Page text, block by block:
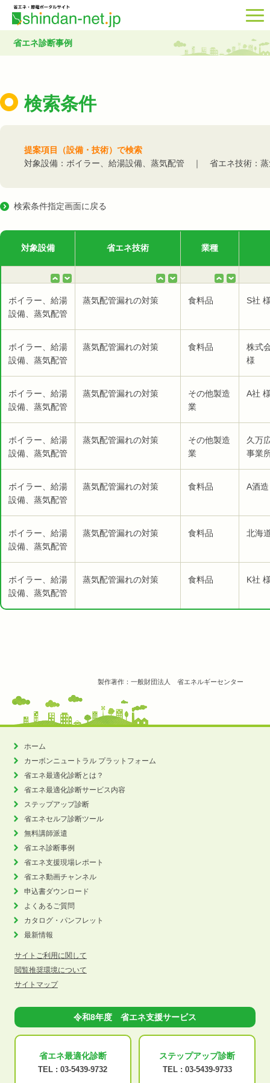
省エネ診断事例
検索条件
提案項目（設備・技術）で検索
対象設備：ボイラー、給湯設備、蒸気配管 ｜ 省エネ技術：蒸
検索条件指定画面に戻る
対象設備 省エネ技術 業種
ボイラー、給湯
設備、蒸気配管
蒸気配管漏れの対策 食料品 S社
ボイラー、給湯
設備、蒸気配管
蒸気配管漏れの対策 食料品
株式
様
ボイラー、給湯
設備、蒸気配管
蒸気配管漏れの対策
その他製造
業
A社
ボイラー、給湯
設備、蒸気配管
蒸気配管漏れの対策
その他製造
業
久万
事業
ボイラー、給湯
設備、蒸気配管
蒸気配管漏れの対策 食料品 A酒
ボイラー、給湯
設備、蒸気配管
蒸気配管漏れの対策 食料品 北海
ボイラー、給湯
設備、蒸気配管
蒸気配管漏れの対策 食料品 K社
製作著作：一般財団法人 省エネルギーセンター
ホーム
カーボンニュートラル プラットフォーム
省エネ最適化診断とは？
省エネ最適化診断サービス内容
ステップアップ診断
省エネセルフ診断ツール
無料講師派遣
省エネ診断事例
省エネ支援現場レポート
省エネ動画チャンネル
申込書ダウンロード
よくあるご質問
カタログ・パンフレット
最新情報
サイトご利用に関して
閲覧推奨環境について
サイトマップ
令和8年度 省エネ支援サービス
省エネ最適化診断
TEL : 03-5439-9732
ステップアップ診断
TEL : 03-5439-9733